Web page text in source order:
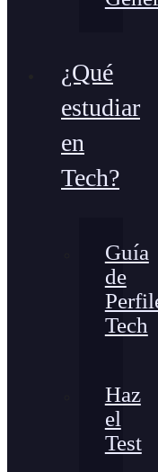
¿Qué
estudiar
en
Tech?
Guía
de
Tech
Haz
el
Test